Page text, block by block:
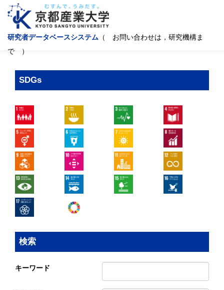
研究者データベースシステム （ お問い合わせは，研究機構ま
で ）
SDGs
検索
キーワード